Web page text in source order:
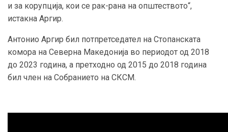
и за корупција, кои се рак-рана на општеството“,
истакна Аргир.
Антонио Аргир бил потпретседател на Стопанската
комора на Северна Македонија во периодот од 2018
до 2023 година, а претходно од 2015 до 2018 година
бил член на Собранието на СКСМ.